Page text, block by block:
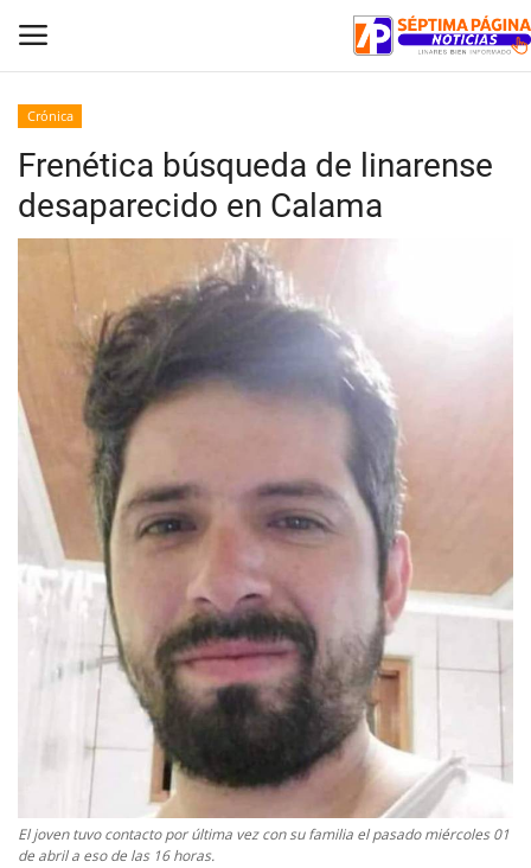
Inicio
Crónica
Tribunales
Deporte
Política
Espectáculos
Crónica
Frenética búsqueda de linarense
desaparecido en Calama
El joven tuvo contacto por última vez con su familia el pasado miércoles 01
de abril a eso de las 16 horas.